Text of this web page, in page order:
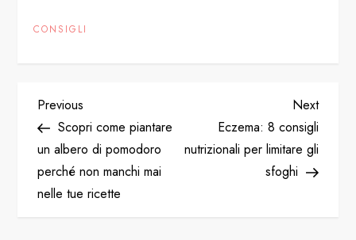
CONSIGLI
P
o
s
Previous
Post
Previous
Scopri come piantare
un albero di pomodoro
perché non manchi mai
nelle tue ricette
Next
Post
Next
Eczema: 8 consigli
nutrizionali per limitare gli
sfoghi